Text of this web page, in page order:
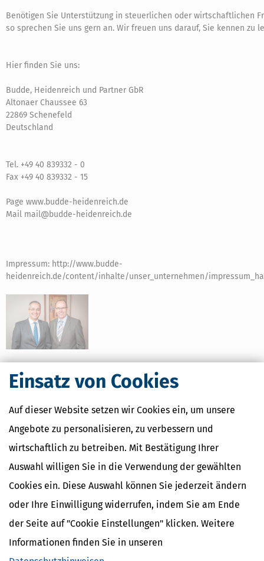
Einsatz von Cookies
Auf dieser Website setzen wir Cookies ein, um unsere
Angebote zu personalisieren, zu verbessern und
wirtschaftlich zu betreiben. Mit Bestätigung Ihrer
Auswahl willigen Sie in die Verwendung der gewählten
Cookies ein. Diese Auswahl können Sie jederzeit ändern
oder Ihre Einwilligung widerrufen, indem Sie am Ende
der Seite auf "Cookie Einstellungen" klicken. Weitere
Informationen finden Sie in unseren
Benötigen Sie Unterstützung in steuerlichen oder wirtschaftlichen
so sprechen Sie uns gern an. Wir freuen uns darauf, Sie kennen zu
Hier finden Sie uns:
Budde, Heidenreich und Partner GbR
Altonaer Chaussee 63
22869 Schenefeld
Deutschland
Tel. +49 40 839332 - 0
Fax +49 40 839332 - 15
Page www.budde-heidenreich.de
Mail mail@budde-heidenreich.de
Impressum: http://www.budde-
heidenreich.de/content/inhalte/unser_unternehmen/
Fachgebiete
betriebsw. Kostenrechnung
Due Diligance
Einkommensteuer
Baulohn
Erbschafts- und Schenkungssteuerrecht
Existenzgründung
Finanzbuchhaltung
Finanzgerichtsverfahren
Finanzierung/Finanzplanung
Gewerbesteuer
Immobilienbesteuerung